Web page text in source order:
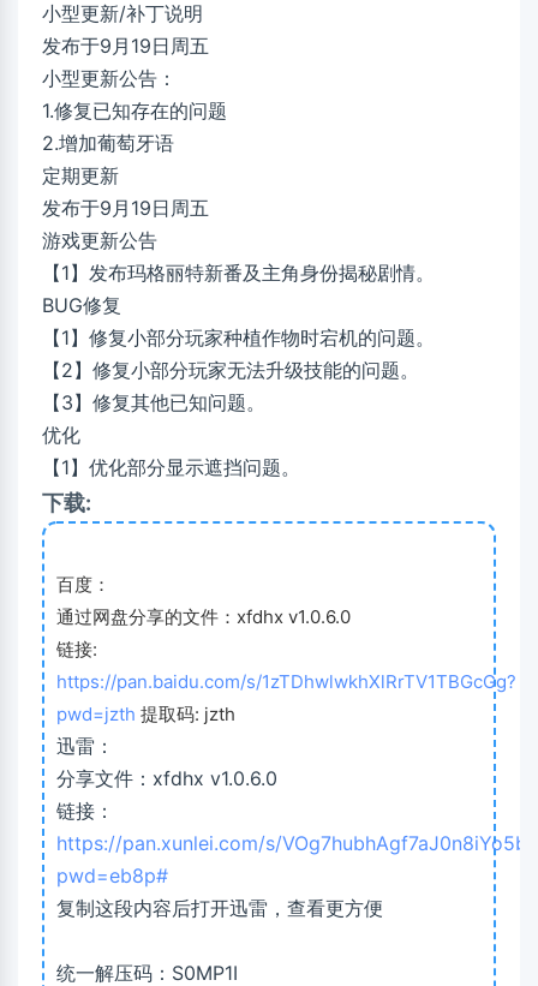
小型更新/补丁说明
发布于9月19日周五
小型更新公告：
1.修复已知存在的问题
2.增加葡萄牙语
定期更新
发布于9月19日周五
游戏更新公告
【1】发布玛格丽特新番及主角身份揭秘剧情。
BUG修复
【1】修复小部分玩家种植作物时宕机的问题。
【2】修复小部分玩家无法升级技能的问题。
【3】修复其他已知问题。
优化
【1】优化部分显示遮挡问题。
下载:
百度：
通过网盘分享的文件：xfdhx v1.0.6.0
链接:
https://pan.baidu.com/s/1zTDhwlwkhXlRrTV1TBGcGg?
pwd=jzth 提取码: jzth
迅雷：
分享文件：xfdhx v1.0.6.0
链接：
https://pan.xunlei.com/s/
pwd=eb8p#
复制这段内容后打开迅雷，查看更方便
统一解压码：S0MP1I